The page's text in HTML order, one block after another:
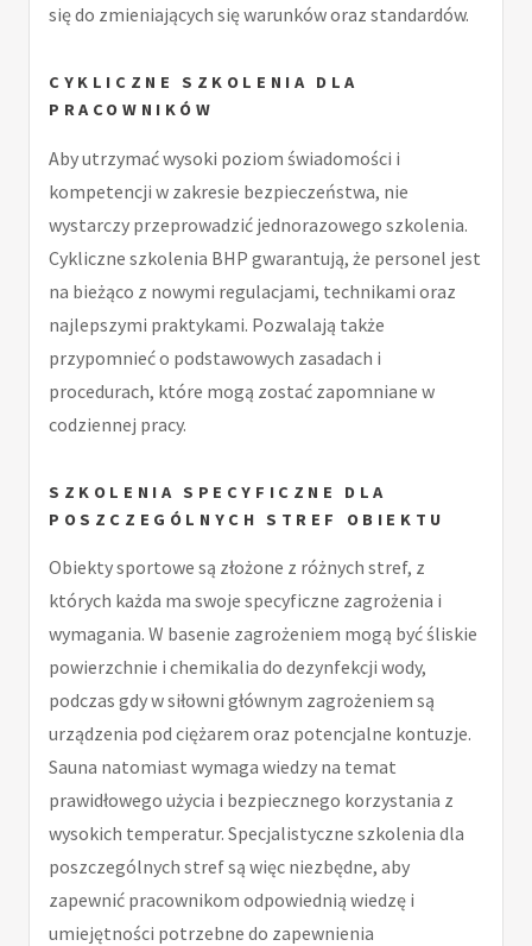
się do zmieniających się warunków oraz standardów.
CYKLICZNE SZKOLENIA DLA
PRACOWNIKÓW
Aby utrzymać wysoki poziom świadomości i
kompetencji w zakresie bezpieczeństwa, nie
wystarczy przeprowadzić jednorazowego szkolenia.
Cykliczne szkolenia BHP gwarantują, że personel jest
na bieżąco z nowymi regulacjami, technikami oraz
najlepszymi praktykami. Pozwalają także
przypomnieć o podstawowych zasadach i
procedurach, które mogą zostać zapomniane w
codziennej pracy.
SZKOLENIA SPECYFICZNE DLA
POSZCZEGÓLNYCH STREF OBIEKTU
Obiekty sportowe są złożone z różnych stref, z
których każda ma swoje specyficzne zagrożenia i
wymagania. W basenie zagrożeniem mogą być śliskie
powierzchnie i chemikalia do dezynfekcji wody,
podczas gdy w siłowni głównym zagrożeniem są
urządzenia pod ciężarem oraz potencjalne kontuzje.
Sauna natomiast wymaga wiedzy na temat
prawidłowego użycia i bezpiecznego korzystania z
wysokich temperatur. Specjalistyczne szkolenia dla
poszczególnych stref są więc niezbędne, aby
zapewnić pracownikom odpowiednią wiedzę i
umiejętności potrzebne do zapewnienia